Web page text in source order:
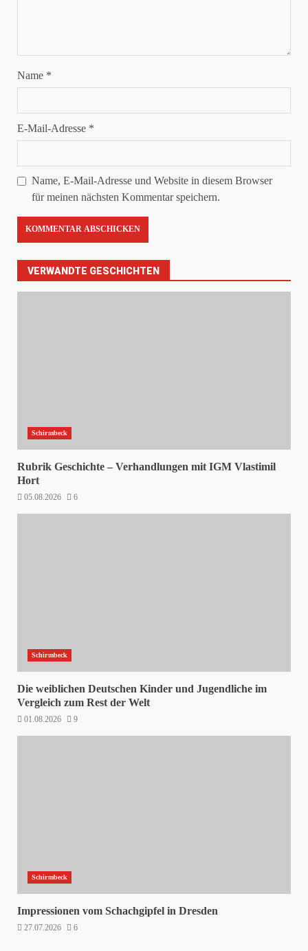
Name *
E-Mail-Adresse *
Name, E-Mail-Adresse und Website in diesem Browser
für meinen nächsten Kommentar speichern.
VERWANDTE GESCHICHTEN
Schirmbeck
Rubrik Geschichte – Verhandlungen mit IGM Vlastimil
Hort
05.08.2026 6
Schirmbeck
Die weiblichen Deutschen Kinder und Jugendliche im
Vergleich zum Rest der Welt
01.08.2026 9
Schirmbeck
Impressionen vom Schachgipfel in Dresden
27.07.2026 6